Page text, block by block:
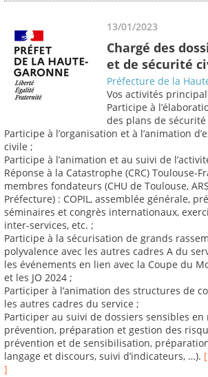
13/01/2023
Chargé des
et de sécurité
Préfecture de la
Vos activités
Participe à
des plans de
Participe à l’organisation et à l’animation
civile ;
Participe à l’animation et au suivi de
Réponse à la Catastrophe (CRC) Toulouse-
membres fondateurs (CHU de Toulouse,
Préfecture) : COPIL, assemblée générale,
séminaires et congrès internationaux,
inter-services, etc. ;
Participe à la sécurisation de grands
polyvalence avec les autres cadres A du
les événements en lien avec la Coupe du
et les JO 2024 ;
Participer à l’animation des structures de
les autres cadres du service ;
Participer au suivi de dossiers sensibles en
prévention, préparation et gestion des
prévention et de sensibilisation,
langage et discours, suivi d’indicateurs, …).
]